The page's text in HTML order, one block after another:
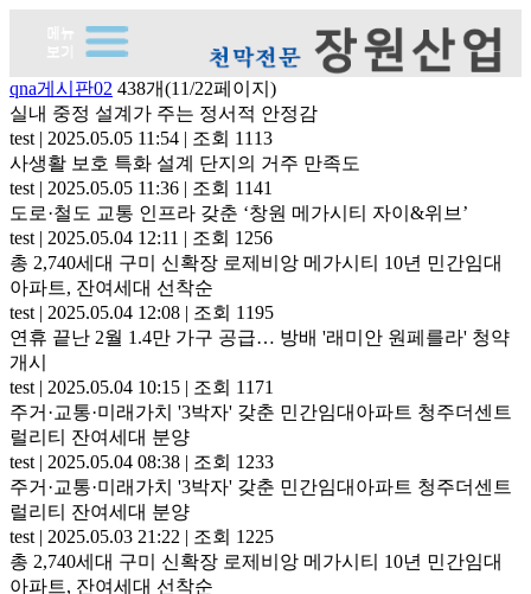
qna게시판02 438개(11/22페이지)
실내 중정 설계가 주는 정서적 안정감
test | 2025.05.05 11:54 | 조회 1113
사생활 보호 특화 설계 단지의 거주 만족도
test | 2025.05.05 11:36 | 조회 1141
도로·철도 교통 인프라 갖춘 ‘창원 메가시티 자이&위브’
test | 2025.05.04 12:11 | 조회 1256
총 2,740세대 구미 신확장 로제비앙 메가시티 10년 민간임대
아파트, 잔여세대 선착순
test | 2025.05.04 12:08 | 조회 1195
연휴 끝난 2월 1.4만 가구 공급… 방배 '래미안 원페를라' 청약
개시
test | 2025.05.04 10:15 | 조회 1171
주거·교통·미래가치 '3박자' 갖춘 민간임대아파트 청주더센트
럴리티 잔여세대 분양
test | 2025.05.04 08:38 | 조회 1233
주거·교통·미래가치 '3박자' 갖춘 민간임대아파트 청주더센트
럴리티 잔여세대 분양
test | 2025.05.03 21:22 | 조회 1225
총 2,740세대 구미 신확장 로제비앙 메가시티 10년 민간임대
아파트, 잔여세대 선착순